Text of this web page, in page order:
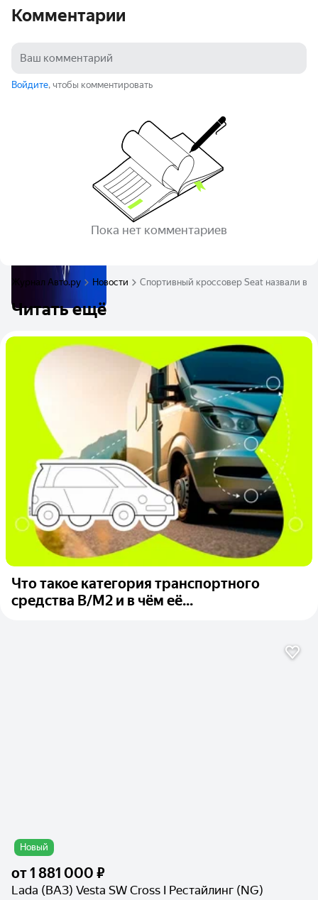
Комментарии
Войдите, чтобы комментировать
Пока нет комментариев
Журнал Авто.ру Новости Спортивный кроссовер Seat назвали в
Читать ещё
Что такое категория транспортного
средства B/M2 и в чём её...
Новый
от1 881 000 ₽
Lada (ВАЗ) Vesta SW Cross I Рестайлинг (NG)